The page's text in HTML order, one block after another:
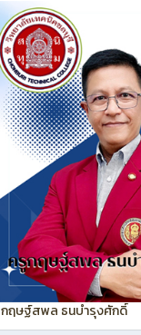
กฤษฐ์สพล ธนบำรุงศักดิ์